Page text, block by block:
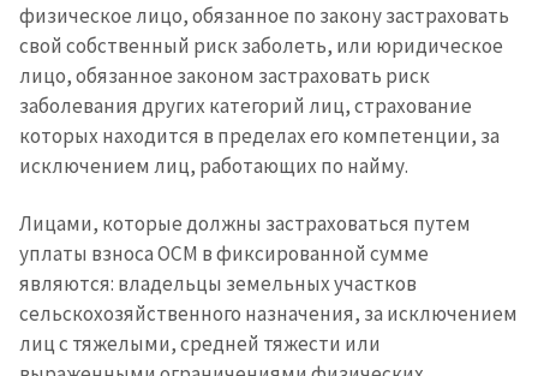
физическое лицо, обязанное по закону застраховать
свой собственный риск заболеть, или юридическое
лицо, обязанное законом застраховать риск
заболевания других категорий лиц, страхование
которых находится в пределах его компетенции, за
исключением лиц, работающих по найму.
Лицами, которые должны застраховаться путем
уплаты взноса ОСМ в фиксированной сумме
являются: владельцы земельных участков
сельскохозяйственного назначения, за исключением
лиц с тяжелыми, средней тяжести или